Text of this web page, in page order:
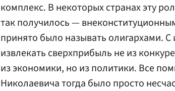
комплекс. В некоторых странах эту
так получилось —
принято было называть олигархами.
извлекать сверхприбыль не из
из экономики, но из политики. Все
Николаевича тогда было просто